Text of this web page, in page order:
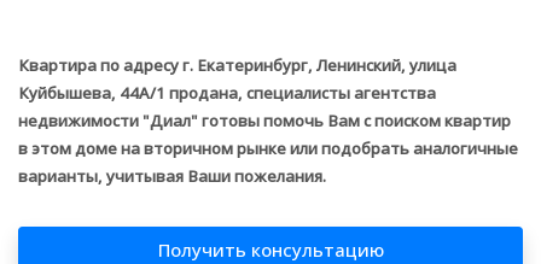
Квартира по адресу г. Екатеринбург, Ленинский, улица
Куйбышева, 44А/1 продана, специалисты агентства
недвижимости "Диал" готовы помочь Вам с поиском квартир
в этом доме на вторичном рынке или подобрать аналогичные
варианты, учитывая Ваши пожелания.
Получить консультацию